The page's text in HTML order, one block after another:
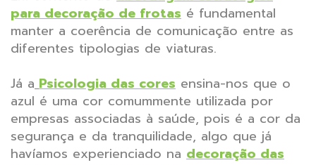
para decoração de frotas é fundamental
manter a coerência de comunicação entre as
diferentes tipologias de viaturas.
Já a Psicologia das cores ensina-nos que o
azul é uma cor comummente utilizada por
empresas associadas à saúde, pois é a cor da
segurança e da tranquilidade, algo que já
havíamos experienciado na decoração das